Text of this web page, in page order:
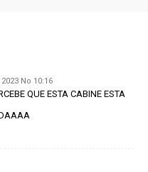
No 10:16
QUE ESTA CABINE ESTA